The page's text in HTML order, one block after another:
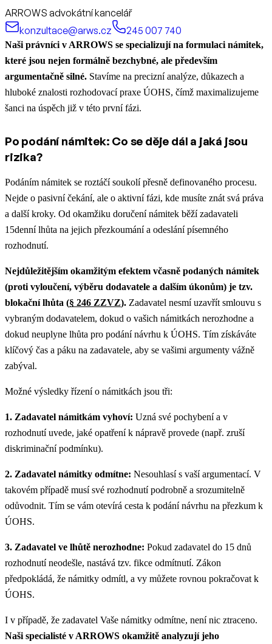
ARROWS advokátní kancelář
konzultace@arws.cz
245 007 740
Naši právníci v ARROWS se specializují na formulaci námitek,
které jsou nejen formálně bezchybné, ale především
argumentačně silné. Stavíme na precizní analýze, důkazech a
hluboké znalosti rozhodovací praxe ÚOHS, čímž maximalizujeme
šanci na úspěch již v této první fázi.
Po podání námitek: Co se děje dál a jaká jsou
rizika?
Podáním námitek se roztáčí soukolí přesně definovaného procesu.
Nejde o pasivní čekání, ale o aktivní fázi, kde musíte znát svá práva
a další kroky. Od okamžiku doručení námitek běží zadavateli
15denní lhůta na jejich přezkoumání a odeslání písemného
rozhodnutí.
Nejdůležitějším okamžitým efektem včasně podaných námitek
(proti vyloučení, výběru dodavatele a dalším úkonům) je tzv.
blokační lhůta (§ 246 ZZVZ). Zadavatel nesmí uzavřít smlouvu s
vybraným dodavatelem, dokud o vašich námitkách nerozhodne a
dokud neuplyne lhůta pro podání návrhu k ÚOHS. Tím získáváte
klíčový čas a páku na zadavatele, aby se vašimi argumenty vážně
zabýval.
Možné výsledky řízení o námitkách jsou tři:
1. Zadavatel námitkám vyhoví: Uzná své pochybení a v
rozhodnutí uvede, jaké opatření k nápravě provede (např. zruší
diskriminační podmínku).
2. Zadavatel námitky odmítne: Nesouhlasí s vaší argumentací. V
takovém případě musí své rozhodnutí podrobně a srozumitelně
odůvodnit. Tím se vám otevírá cesta k podání návrhu na přezkum k
ÚOHS.
3. Zadavatel ve lhůtě nerozhodne: Pokud zadavatel do 15 dnů
rozhodnutí neodešle, nastává tzv. fikce odmítnutí. Zákon
předpokládá, že námitky odmítl, a vy můžete rovnou pokračovat k
ÚOHS.
I v případě, že zadavatel Vaše námitky odmítne, není nic ztraceno.
Naši specialisté v ARROWS okamžitě analyzují jeho